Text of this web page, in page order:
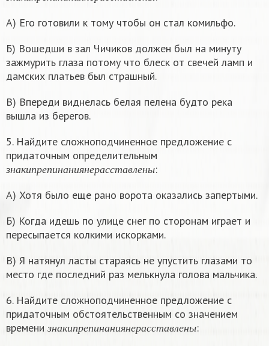
з н а к и п р е п и н а н иян е р а с с т а вл е н ы
А) Его готовили к тому чтобы он стал комильфо.
Б) Вошедши в зал Чичиков должен был на минуту
зажмурить глаза потому что блеск от свечей ламп и
дамских платьев был страшный.
В) Впереди виднелась белая пелена будто река
вышла из берегов.
5. Найдите сложноподчиненное предложение с
придаточным определительным
з н а к и п р е п и н а н иян е р а с с т а вл е н ы
знакипрепина ниянерасставлены:
А) Хотя было еще рано ворота оказались запертыми.
Б) Когда идешь по улице снег по сторонам играет и
пересыпается колкими искорками.
В) Я натянул ласты стараясь не упустить глазами то
место где последний раз мелькнула голова мальчика.
6. Найдите сложноподчиненное предложение с
придаточным обстоятельственным со значением
времени
з н а к и п р е п и н а н иян е р а с с т а вл е н ы
знакипрепин аниянерасста влены
: